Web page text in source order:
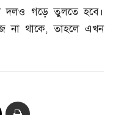
দলও গড়ে তুলতে হবে।
না থাকে,তাহলে এখন